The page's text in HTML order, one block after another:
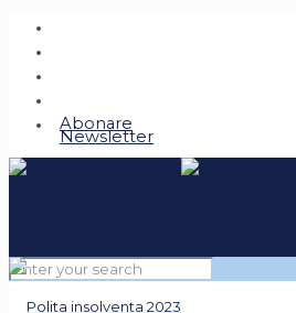
Abonare
Newsletter